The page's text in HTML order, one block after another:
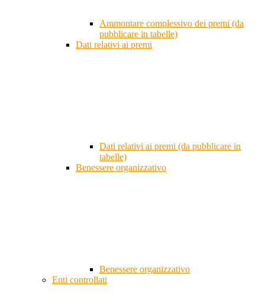
Ammontare complessivo dei premi (da
pubblicare in tabelle)
Dati relativi ai premi
Dati relativi ai premi (da pubblicare in
tabelle)
Benessere organizzativo
Benessere organizzativo
Enti controllati